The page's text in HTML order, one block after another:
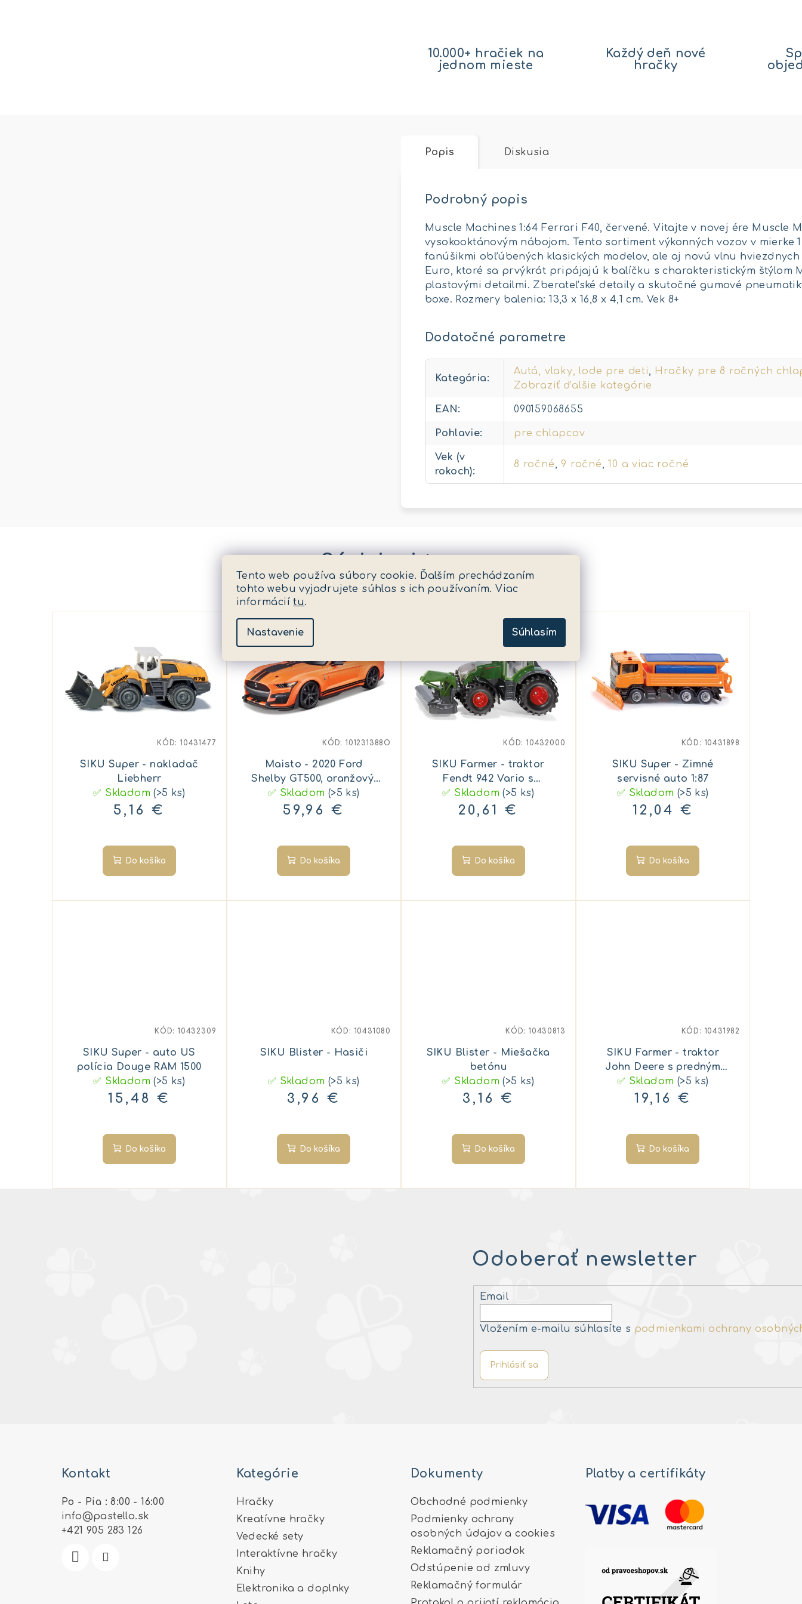
Tento web používa súbory cookie. Ďalším prechádzaním
tohto webu vyjadrujete súhlas s ich používaním. Viac
informáciítu.
Nastavenie Súhlasím
10.000+ hračiek na
jednom mieste
Každý deň nové
hračky
Popis Diskusia
Podrobný popis
Muscle Machines 1:64 Ferrari F40, červené. Vitajte v novej ére Muscle
vysokooktánovým nábojom. Tento sortiment výkonných vozov v
fanúšikmi obľúbených klasických modelov, ale aj novú vlnu
Euro, ktoré sa prvýkrát pripájajú k balíčku s charakteristickým štýlom
plastovými detailmi. Zberateľské detaily a skutočné gumové
boxe. Rozmery balenia: 13,3 x 16,8 x 4,1 cm. Vek 8+
Dodatočné parametre
Kategória:
Autá, vlaky, lode pre deti, Hračky pre 8 ročných
Zobraziť ďalšie kategórie
EAN: 090159068655
Pohlavie: pre chlapcov
Vek (v
rokoch):
8 ročné, 9 ročné, 10 a viac ročné
Súvisiaci tovar
SIKU Super - nakladač
Liebherr
✅ Skladom(>5 ks)
5,16 €
Do košíka
KÓD:10431477
Maisto - 2020 Ford
Shelby GT500, oranžový,
1:18
✅ Skladom (>5 ks)
59,96 €
Do košíka
KÓD: 101231388O
SIKU Farmer - traktor
Fendt 942 Vario s
predným sekacím
nástavcom 1:50
✅ Skladom(>5 ks)
20,61 €
Do košíka
KÓD:10432000
SIKU Super - Zimné
servisné auto 1:87
✅ Skladom (>5 ks)
12,04 €
Do košíka
KÓD: 10431898
SIKU Super - auto US
polícia Douge RAM 1500
✅ Skladom(>5 ks)
15,48 €
Do košíka
KÓD:10432309
SIKU Blister - Hasiči
✅ Skladom (>5 ks)
3,96 €
Do košíka
KÓD: 10431080
SIKU Blister - Miešačka
betónu
✅ Skladom(>5 ks)
3,16 €
Do košíka
KÓD:10430813
SIKU Farmer - traktor
John Deere s predným
nakladačom, 1:50
✅ Skladom (>5 ks)
19,16 €
Do košíka
KÓD: 10431982
Odoberať newsletter
Email
Vložením e-mailu súhlasíte s podmienkami ochrany
Prihlásiť sa
Kontakt
Po - Pia : 8:00 - 16:00
info@pastello.sk
+421 905 283 126
Kategórie
Hračky
Kreatívne hračky
Vedecké sety
Interaktívne hračky
Knihy
Elektronika a doplnky
Dokumenty
Obchodné podmienky
Podmienky ochrany
osobných údajov a cookies
Reklamačný poriadok
Odstúpenie od zmluvy
Reklamačný formulár
Platby a certifikáty